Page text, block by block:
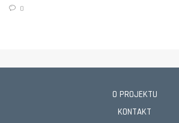
0
O PROJEKTU
KONTAKT